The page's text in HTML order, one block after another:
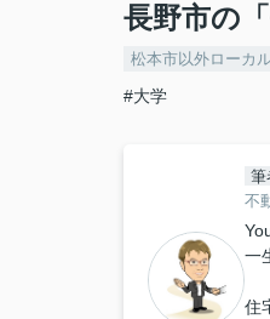
長野市の
松本市以外ローカ
#大学
筆
不
一
住